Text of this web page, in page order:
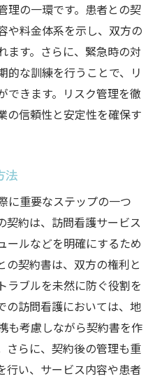
理の一環です。患者との契
や料金体系を示し、双方の
ます。さらに、緊急時の対
的な訓練を行うことで、リ
できます。リスク管理を徹
の信頼性と安定性を確保す
法
に重要なステップの一つ
契約は、訪問看護サービス
ールなどを明確にするため
の契約書は、双方の権利と
ラブルを未然に防ぐ役割を
の訪問看護においては、地
も考慮しながら契約書を作
さらに、契約後の管理も重
行い、サービス内容や患者